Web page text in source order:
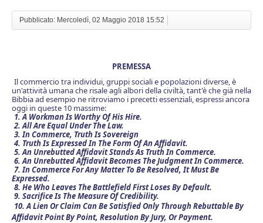
Pubblicato: Mercoledì, 02 Maggio 2018 15:52
PREMESSA
Il commercio tra individui, gruppi sociali e popolazioni diverse, è
un'attività umana che risale agli albori della civiltà, tant'è che già nella
Bibbia ad esempio ne ritroviamo i precetti essenziali, espressi ancora
oggi in queste 10 massime:
1. A Workman Is Worthy Of His Hire.
2. All Are Equal Under The Law.
3. In Commerce, Truth Is Sovereign
4. Truth Is Expressed In The Form Of An Affidavit.
5. An Unrebutted Affidavit Stands As Truth In Commerce.
6. An Unrebutted Affidavit Becomes The Judgment In Commerce.
7. In Commerce For Any Matter To Be Resolved, It Must Be
Expressed.
8. He Who Leaves The Battlefield First Loses By Default.
9. Sacrifice Is The Measure Of Credibility.
10. A Lien Or Claim Can Be Satisfied Only Through Rebuttable By
Affidavit Point By Point, Resolution By Jury, Or Payment.